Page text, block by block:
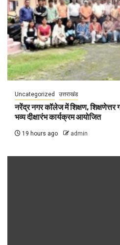
Uncategorized उत्तराखंड
नरेंद्र नगर कॉलेज में शिक्षण, शिक्षणेत्तर
भव्य दीक्षारंभ कार्यक्रम आयोजित
19 hours ago admin